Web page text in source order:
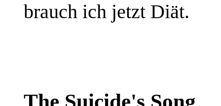
brauch ich jetzt Diät.
The Suicide's Song